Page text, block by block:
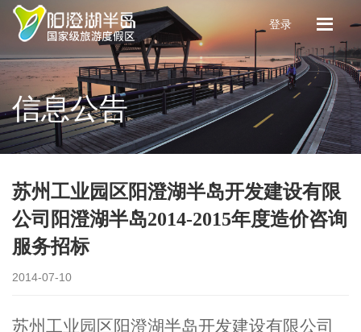
登录
信息公告
苏州工业园区阳澄湖半岛开发建设有限
公司阳澄湖半岛2014-2015年度造价咨询
服务招标
2014-07-10
苏州工业园区阳澄湖半岛开发建设有限公司